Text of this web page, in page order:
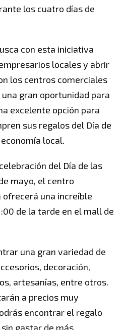
los cuatro días de
con esta iniciativa
locales y abrir
los centros comerciales
gran oportunidad para
excelente opción para
sus regalos del Día de
local.
del Día de las
mayo, el centro
una increíble
de la tarde en el mall de
una gran variedad de
decoración,
artesanías, entre otros.
a precios muy
encontrar el regalo
gastar de más.